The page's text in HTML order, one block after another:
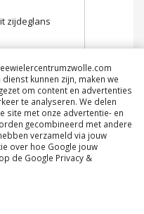
zijdeglans
kunnen zijn, maken we
om content en advertenties
te analyseren. We delen
site met onze advertentie- en
gecombineerd met andere
verzameld via jouw
over hoe Google jouw
de Google Privacy &